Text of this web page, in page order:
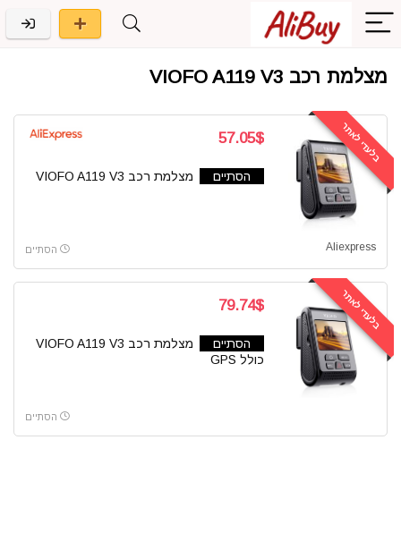
מצלמת רכב VIOFO A119 V3
בלעדי לאתר 57.05$
הסתיים מצלמת רכב VIOFO A119 V3
Aliexpress הסתיים
בלעדי לאתר 79.74$
הסתיים
מצלמת רכב VIOFO A119 V3
כולל GPS
הסתיים